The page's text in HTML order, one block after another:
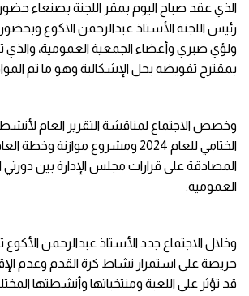
الذي عقد صباح اليوم بمقر اللجنة بصنعاء
رئيس اللجنة الأستاذ عبدالرحمن الاكوع وبحضور
ولؤي صبري وأعضاء الجمعية العمومية، والذي
بمقترح تفويضه بحل الإشكالية وهو ما تم
وخصص الاجتماع لمناقشة التقرير العام
المصادقة على قرارات مجلس الإدارة بين دورتي
العمومية.
وخلال الاجتماع جدد الأستاذ عبدالرحمن الأكوع
حريصة على استمرار نشاط كرة القدم وعدم
قد تؤثر على اللعبة ومنتخباتها وأنشطتها